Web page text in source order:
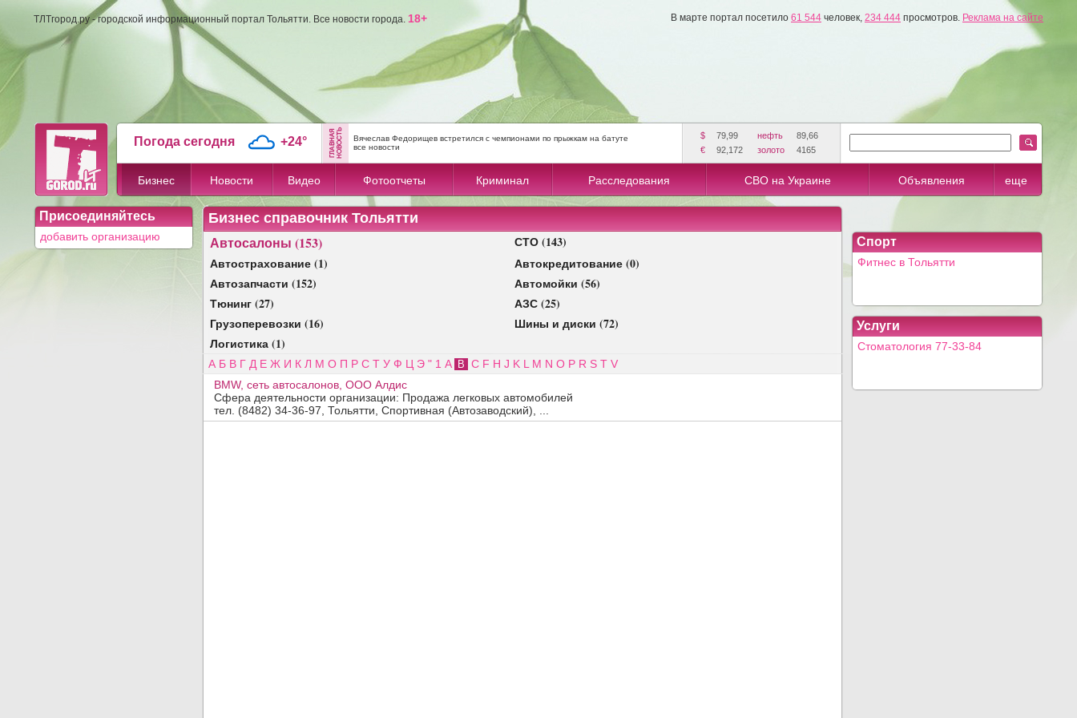
ТЛТгород.ру - городской информационный портал Тольятти. Все новости города. 18+ В марте портал посетило 61 544 человек, 234 444 просмотров. Реклама на сайте
Погода сегодня +24°
Вячеслав Федорищев встретился с чемпионами по прыжкам на батуте
все новости
$ 79,99 нефть
89,66
€
92,172 золото 4165
Бизнес Новости Видео Фотоотчеты Криминал Расследования СВО на Украине Объявления еще
Присоединяйтесь
добавить организацию
Бизнес справочник Тольятти
Автосалоны (153)
СТО (143)
Автострахование (1)
Автокредитование (0)
Автозапчасти (152)
Автомойки (56)
Тюнинг (27)
АЗС (25)
Грузоперевозки (16)
Шины и диски (72)
Логистика (1)
А Б В Г Д Е Ж И К Л М О П Р С Т У Ф Ц Э " 1 A B C F H J K L M N O P R S T V
BMW, сеть автосалонов, ООО Алдис
Сфера деятельности организации: Продажа легковых автомобилей
тел. (8482) 34-36-97, Тольятти, Спортивная (Автозаводский), ...
Спорт
Фитнес в Тольятти
Услуги
Стоматология 77-33-84